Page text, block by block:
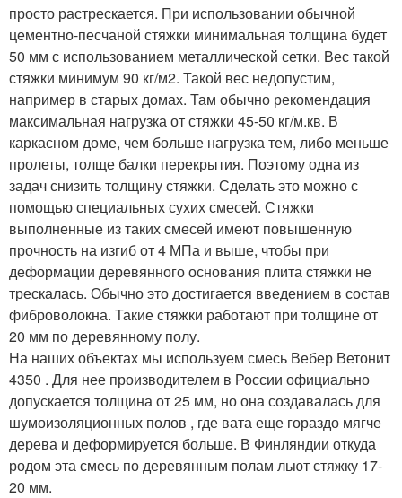
просто растрескается. При использовании обычной
цементно-песчаной стяжки минимальная толщина будет
50 мм с использованием металлической сетки. Вес такой
стяжки минимум 90 кг/м2. Такой вес недопустим,
например в старых домах. Там обычно рекомендация
максимальная нагрузка от стяжки 45-50 кг/м.кв. В
каркасном доме, чем больше нагрузка тем, либо меньше
пролеты, толще балки перекрытия. Поэтому одна из
задач снизить толщину стяжки. Сделать это можно с
помощью специальных сухих смесей. Стяжки
выполненные из таких смесей имеют повышенную
прочность на изгиб от 4 МПа и выше, чтобы при
деформации деревянного основания плита стяжки не
трескалась. Обычно это достигается введением в состав
фиброволокна. Такие стяжки работают при толщине от
20 мм по деревянному полу.
На наших объектах мы используем смесь Вебер Ветонит
4350 . Для нее производителем в России официально
допускается толщина от 25 мм, но она создавалась для
шумоизоляционных полов , где вата еще гораздо мягче
дерева и деформируется больше. В Финляндии откуда
родом эта смесь по деревянным полам льют стяжку 17-
20 мм.